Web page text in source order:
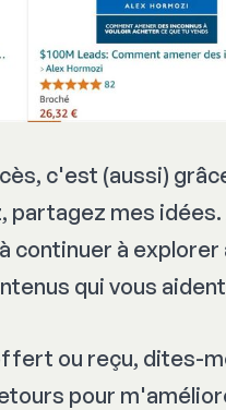
c'est (aussi)
partagez mes idées.
continuer à
qui vous
ou reçu, dites-
pour